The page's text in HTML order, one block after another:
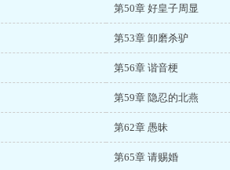
第50章 好皇子周显
第53章 卸磨杀驴
第56章 谐音梗
第59章 隐忍的北燕
第62章 愚昧
第65章 请赐婚